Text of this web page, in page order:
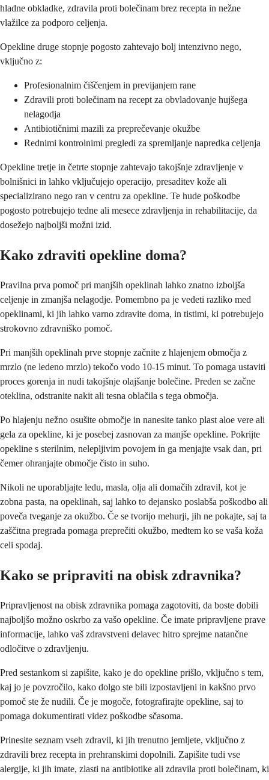
hladne obkladke, zdravila proti bolečinam brez recepta in nežne
vlažilce za podporo celjenja.
Opekline druge stopnje pogosto zahtevajo bolj intenzivno nego,
vključno z:
Profesionalnim čiščenjem in previjanjem rane
Zdravili proti bolečinam na recept za obvladovanje hujšega
nelagodja
Antibiotičnimi mazili za preprečevanje okužbe
Rednimi kontrolnimi pregledi za spremljanje napredka celjenja
Opekline tretje in četrte stopnje zahtevajo takojšnje zdravljenje v
bolnišnici in lahko vključujejo operacijo, presaditev kože ali
specializirano nego ran v centru za opekline. Te hude poškodbe
pogosto potrebujejo tedne ali mesece zdravljenja in rehabilitacije, da
dosežejo najboljši možni izid.
Kako zdraviti opekline doma?
Pravilna prva pomoč pri manjših opeklinah lahko znatno izboljša
celjenje in zmanjša nelagodje. Pomembno pa je vedeti razliko med
opeklinami, ki jih lahko varno zdravite doma, in tistimi, ki potrebujejo
strokovno zdravniško pomoč.
Pri manjših opeklinah prve stopnje začnite z hlajenjem območja z
mrzlo (ne ledeno mrzlo) tekočo vodo 10-15 minut. To pomaga ustaviti
proces gorenja in nudi takojšnje olajšanje bolečine. Preden se začne
oteklina, odstranite nakit ali tesna oblačila s tega območja.
Po hlajenju nežno osušite območje in nanesite tanko plast aloe vere ali
gela za opekline, ki je posebej zasnovan za manjše opekline. Pokrijte
opekline s sterilnim, nelepljivim povojem in ga menjajte vsak dan, pri
čemer ohranjajte območje čisto in suho.
Nikoli ne uporabljajte ledu, masla, olja ali domačih zdravil, kot je
zobna pasta, na opeklinah, saj lahko to dejansko poslabša poškodbo ali
poveča tveganje za okužbo. Če se tvorijo mehurji, jih ne pokajte, saj ta
zaščitna pregrada pomaga preprečiti okužbo, medtem ko se vaša koža
celi spodaj.
Kako se pripraviti na obisk zdravnika?
Pripravljenost na obisk zdravnika pomaga zagotoviti, da boste dobili
najboljšo možno oskrbo za vašo opekline. Če imate pripravljene prave
informacije, lahko vaš zdravstveni delavec hitro sprejme natančne
odločitve o zdravljenju.
Pred sestankom si zapišite, kako je do opekline prišlo, vključno s tem,
kaj jo je povzročilo, kako dolgo ste bili izpostavljeni in kakšno prvo
pomoč ste že nudili. Če je mogoče, fotografirajte opekline, saj to
pomaga dokumentirati videz poškodbe sčasoma.
Prinesite seznam vseh zdravil, ki jih trenutno jemljete, vključno z
zdravili brez recepta in prehranskimi dopolnili. Zapišite tudi vse
alergije, ki jih imate, zlasti na antibiotike ali zdravila proti bolečinam, ki